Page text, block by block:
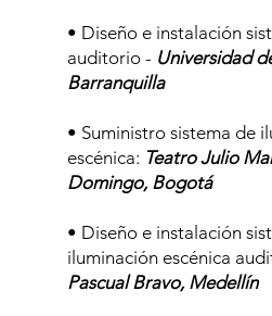
• Diseño e instalación
auditorio - Universidad
Barranquilla
• Suministro sistema de
escénica: Teatro Julio
Domingo, Bogotá
• Diseño e instalación
iluminación escénica
Pascual Bravo, Medellín